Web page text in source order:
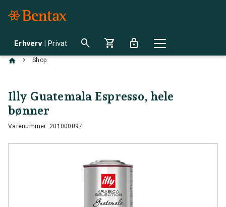
Erhverv | Privat search shopping_cart lock
chevron_right Shop
Illy Guatemala Espresso, hele
bønner
Varenummer: 201000097